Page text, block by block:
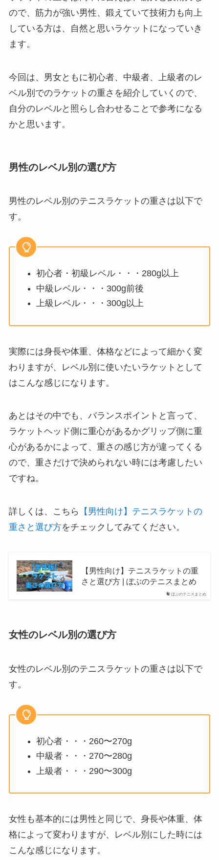
ので、筋力が強い男性、鍛えていて技術力も向上
している方は、自然と思いラケットになっていき
ます。
今回は、男女ともに初心者、中級者、上級者のレ
ベル別でのラケットの重さを紹介していくので、
自分のレベルと照らし合わせることで参考になる
かと思います。
男性のレベル別の選び方
男性のレベル別のテニスラケットの重さは以下で
す。
初心者・初級レベル・・・280g以上
中級レベル・・・300g前後
上級レベル・・・300g以上
実際には身長や体重、体格などによって細かく変
わりますが、レベル別に使いたいラケットとして
はこんな感じになります。
あとはその中でも、バランスポイントと言って、
ラケットヘッド側に重心があるかグリップ側に重
心があるかによって、重さの感じ方が違ってくる
ので、重さだけで決められない時には考慮したい
ですね。
詳しくは、こちら
【男性向け】テニスラケットの
重さと選び方をチェックしてみてください。
ぼぶのテニスまとめ
【男性向け】テニスラケットの重
さと選び方 | ぼぶのテニスまとめ
女性のレベル別の選び方
女性のレベル別のテニスラケットの重さは以下で
す。
初心者・・・260〜270g
中級者・・・270〜280g
上級者・・・290〜300g
女性も基本的には男性と同じで、身長や体重、体
格によって変わりますが、レベル別にした時には
こんな感じになります。